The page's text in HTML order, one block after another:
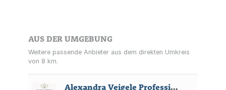
AUS DER UMGEBUNG
Weitere passende Anbieter aus dem direkten Umkreis
von 8 km.
Alexandra Veigele Professionelle Hundepflege Mobil